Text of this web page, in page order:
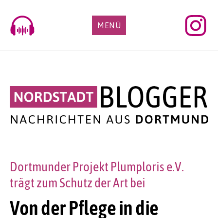
content
MENÜ
Von der Pflege in die
Dortmunder Projekt Plumploris e.V.
trägt zum Schutz der Art bei